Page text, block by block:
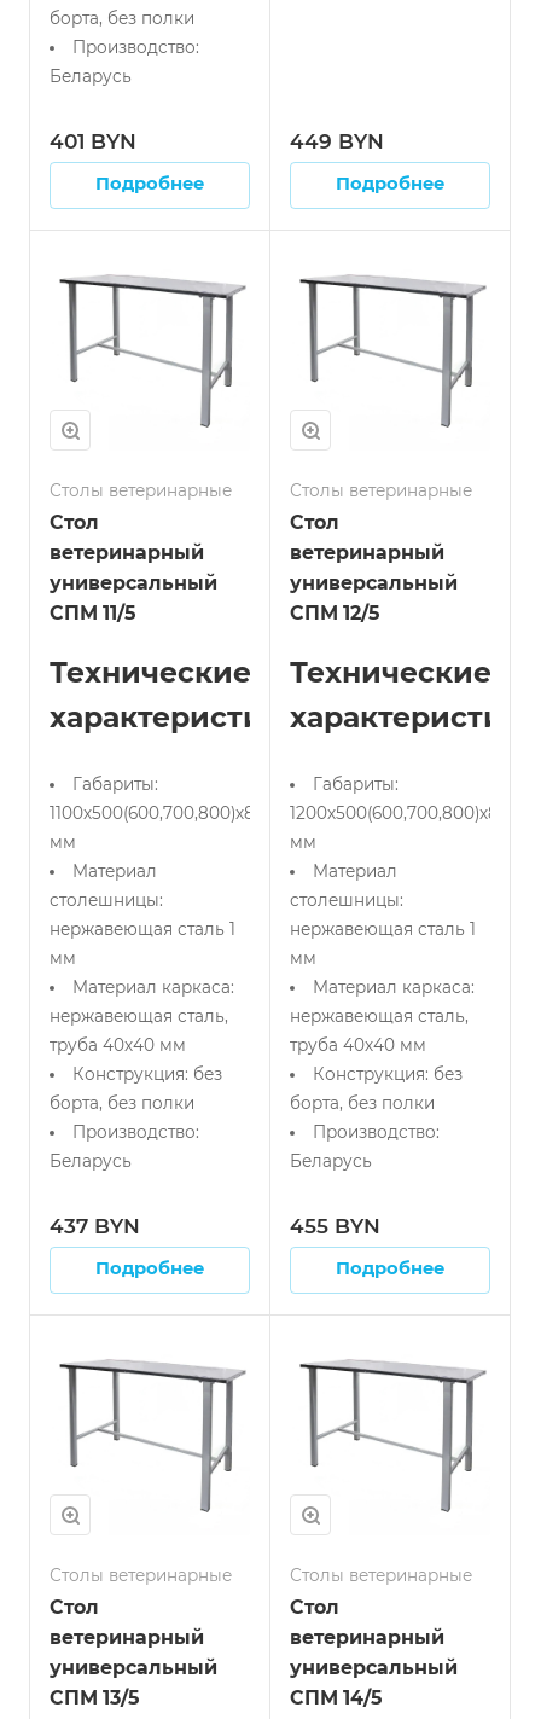
борта, без полки
Производство:
Беларусь
401 BYN
Подробнее
449 BYN
Подробнее
Столы ветеринарные
Стол
ветеринарный
универсальный
СПМ 11/5
Технические
характеристики:
Габариты:
1100х500(600,700,800)х850
мм
Материал
столешницы:
нержавеющая сталь 1
мм
Материал каркаса:
нержавеющая сталь,
труба 40х40 мм
Конструкция: без
борта, без полки
Производство:
Беларусь
437 BYN
Подробнее
Столы ветеринарные
Стол
ветеринарный
универсальный
СПМ 12/5
Технические
Габариты:
1200х500(600,700,800)х850
мм
Материал
столешницы:
нержавеющая сталь 1
мм
Материал каркаса:
нержавеющая сталь,
труба 40х40 мм
Конструкция: без
борта, без полки
Производство:
Беларусь
455 BYN
Подробнее
Столы ветеринарные
Стол
ветеринарный
универсальный
СПМ 13/5
Столы ветеринарные
Стол
ветеринарный
универсальный
СПМ 14/5